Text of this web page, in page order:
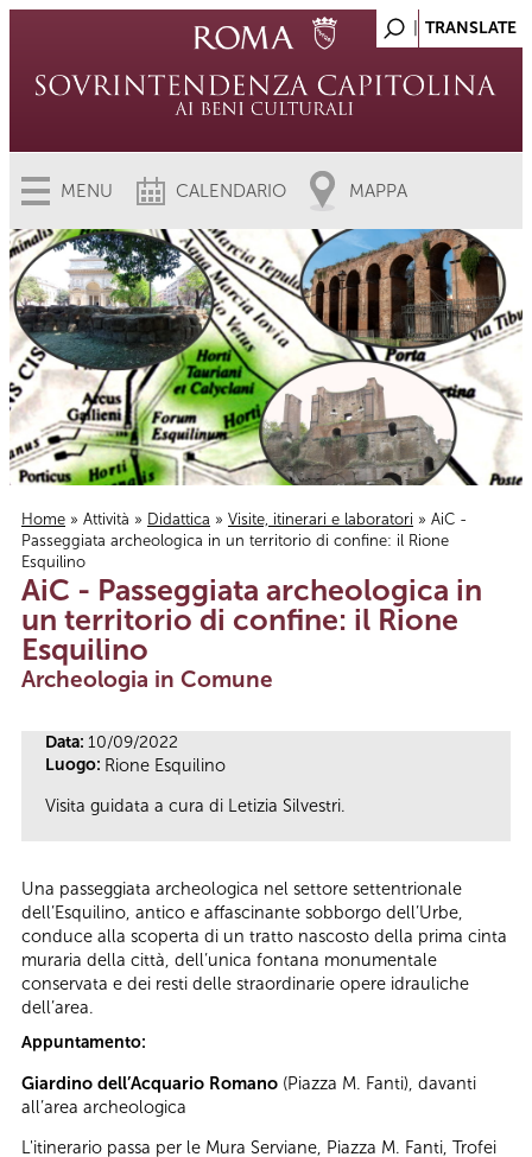
MENU CALENDARIO MAPPA
Tu sei qui
Home » Attività » Didattica » Visite, itinerari e laboratori » AiC -
Passeggiata archeologica in un territorio di confine: il Rione
Esquilino
AiC - Passeggiata archeologica in
un territorio di confine: il Rione
Esquilino
Archeologia in Comune
Data: 10/09/2022
Luogo: Rione Esquilino
Visita guidata a cura di Letizia Silvestri.
Una passeggiata archeologica nel settore settentrionale
dell’Esquilino, antico e affascinante sobborgo dell’Urbe,
conduce alla scoperta di un tratto nascosto della prima cinta
muraria della città, dell’unica fontana monumentale
conservata e dei resti delle straordinarie opere idrauliche
dell’area.
Appuntamento:
Giardino dell’Acquario Romano (Piazza M. Fanti), davanti
all’area archeologica
L'itinerario passa per le Mura Serviane, Piazza M. Fanti, Trofei